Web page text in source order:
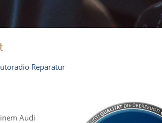
Reparatur
Audi